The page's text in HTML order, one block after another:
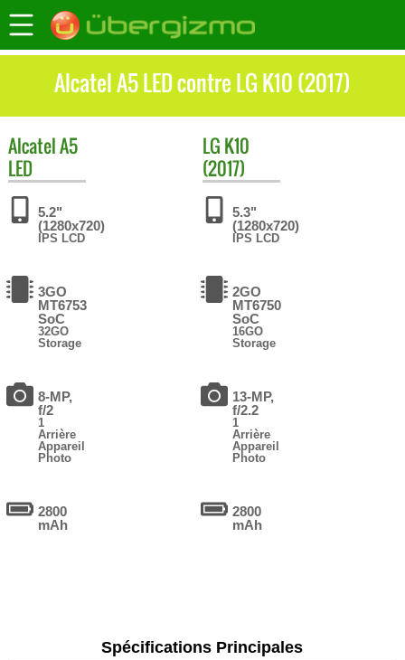
Alcatel A5 LED contre LG K10 (2017)
AlcatelA5
LED
5.2"
(1280x720)
IPS LCD
3GO
MT6753
SoC
32GO
Storage
8-MP,
f/2
1
Arrière
Appareil
Photo
2800
mAh
LG K10
(2017)
5.3"
(1280x720)
IPS LCD
2GO
MT6750
SoC
16GO
Storage
13-MP,
f/2.2
1
Arrière
Appareil
Photo
2800
mAh
Spécifications Principales